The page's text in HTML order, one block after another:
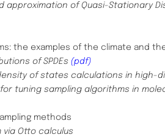
approximation of Quasi-Stationary
the examples of the climate and
of SPDEs (pdf)
of states calculations in high-
tuning sampling algorithms in
methods
via Otto calculus